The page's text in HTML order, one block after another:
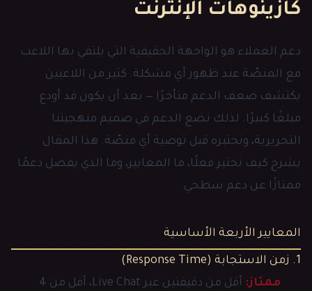
كازينوهات الإنترنت
دعم العملاء هو الواجهة الحقيقية التي يلتقي بها اللاعب
مع المنصّة عند ظهور أي مشكلة. كثير من اللاعبين
يكتشف ضعف الدعم متأخرًا — بعد أن يكون قد أودع
مبلغًا كبيرًا. لذلك نضع الدعم في صميم منهجيتنا
التحريرية، ونختبره قبل توصية أي منصّة. هذا المقال
يشرح كيف نختبر فعلًا، ما المعايير، وما الذي يفصل دعمًا
ممتازًا عن دعم سطحي.
المعايير الأربعة الأساسية
1. زمن الاستجابة (Response Time)
ممتاز:
أقل من دقيقتين عبر Live Chat، أقل من 4